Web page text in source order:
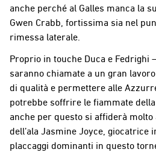
anche perché al Galles manca la
Gwen Crabb, fortissima sia nel
rimessa laterale.
Proprio in touche Duca e Fedrighi
saranno chiamate a un gran
di qualità e permettere alle
potrebbe soffrire le fiammate
anche per questo si affiderà
dell’ala Jasmine Joyce, giocatrice
placcaggi dominanti in questo